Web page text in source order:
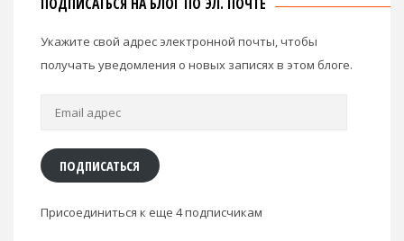
Укажите свой адрес электронной почты, чтобы
получать уведомления о новых записях в этом блоге.
Email
ПОДПИСАТЬСЯ
Присоединиться к еще 4 подписчикам